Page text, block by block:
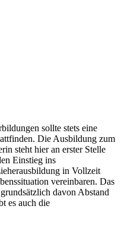
sollte stets eine
Die Ausbildung zum
steht hier an erster Stelle
Einstieg ins
in Vollzeit
vereinbaren. Das
davon Abstand
es auch die